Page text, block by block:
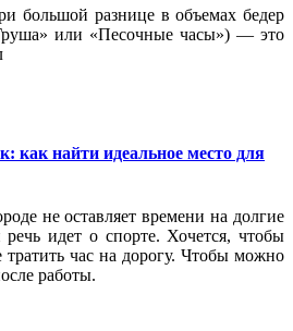
большой разнице в объемах бедер
или «Песочные часы») — это
как найти идеальное место для
не оставляет времени на долгие
идет о спорте. Хочется, чтобы
час на дорогу. Чтобы можно
работы.